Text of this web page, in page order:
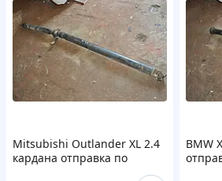
Mitsubishi Outlander XL 2.4
кардана отправка по
BMW